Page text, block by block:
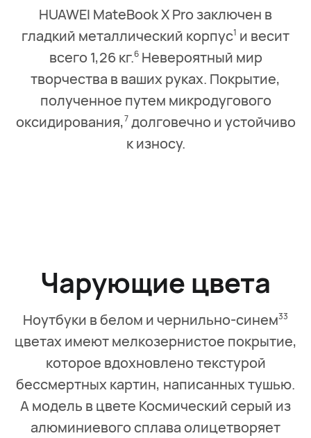
HUAWEI MateBook X Pro заключен в
гладкий металлический корпус1 и весит
всего 1,26 кг.6Невероятный мир
творчества в ваших руках. Покрытие,
полученное путем микродугового
оксидирования,7долговечно и устойчиво
к износу.
Чарующие цвета
Ноутбуки в белом и чернильно-синем33
цветах имеют мелкозернистое покрытие,
которое вдохновлено текстурой
бессмертных картин, написанных тушью.
А модель в цвете Космический серый из
алюминиевого сплава олицетворяет